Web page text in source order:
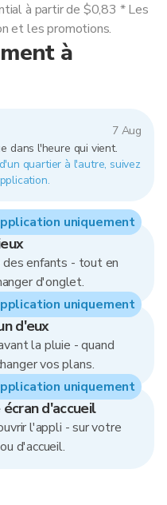
à
7 Aug
dans l'heure qui vient.
quartier à l'autre, suivez
7 Aug 2026
à partir de $0,83 * Les
et les promotions.
des enfants - tout en
d'onglet.
uniquement
d'eux
la pluie - quand
vos plans.
uniquement
d'accueil
l'appli - sur votre
d'accueil.
uniquement